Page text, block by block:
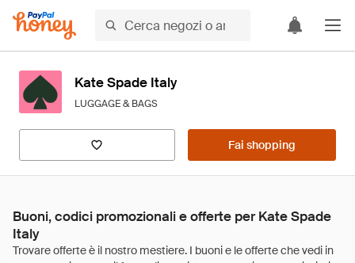
Kate Spade Italy
LUGGAGE & BAGS
Fai shopping
Buoni, codici promozionali e offerte per Kate Spade
Italy